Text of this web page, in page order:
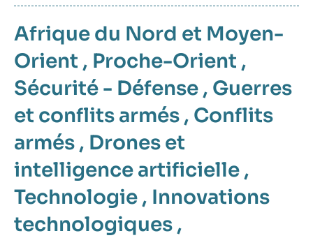
Afrique du Nord et Moyen-
Orient , Proche-Orient ,
Sécurité - Défense , Guerres
et conflits armés , Conflits
armés , Drones et
intelligence artificielle ,
Technologie , Innovations
technologiques ,